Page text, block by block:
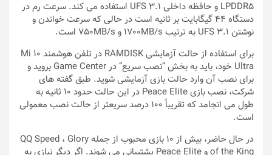
LPDDR5 و حافظه داخلی UFS 3.1 استفاده می کند. سرعت رم در
دستگاه 44 گیگابایت بر ثانیه است در حالی که سرعت خواندن و
نوشتن UFS 3.1 به ترتیب 1700MB/s و 750MB/s است.
برای استفاده از حالت آزمایشی RAMDISK در تلفن هوشمند Mi 10
Ultra خود، باید به بخش “نصب سریع” در Game Center بروید و
برای نصب آن وارد حالت بازی آزمایشی شوید. طبق گفته های
شرکت، نصب بازی Peace Elite در این حالت حدود 10 ثانیه به
طول می انجامد که تقریباً 100 درصد سریعتر از حالت نصب معمولی
است.
در حال حاضر، بیش از 10 بازی محبوب از جمله QQ Speed ​​، Glory